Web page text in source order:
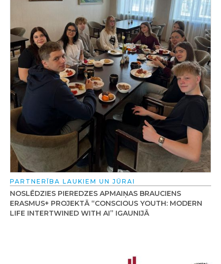
PARTNERĪBA LAUKIEM UN JŪRAI
NOSLĒDZIES PIEREDZES APMAIŅAS BRAUCIENS
ERASMUS+ PROJEKTĀ “CONSCIOUS YOUTH: MODERN
LIFE INTERTWINED WITH AI” IGAUNIJĀ